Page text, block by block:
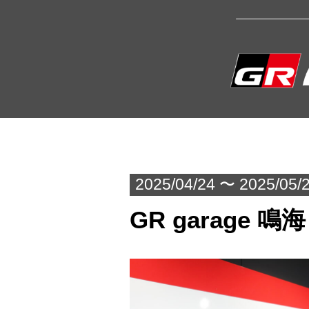
2025/04/24 〜 2025/05/
GR garage 鳴海